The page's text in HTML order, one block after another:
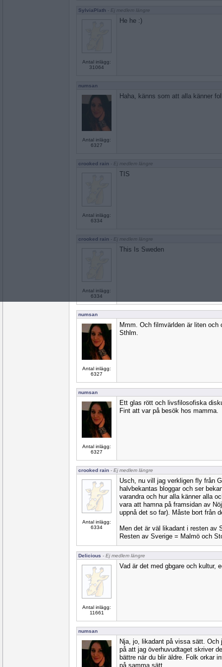
SylviaPlath - Ej medlem längre
Antal inlägg:
31064
He he :)
numsan
Antal inlägg:
6327
Haha, känns som att alla känner
crooked rain - Ej medlem längre
Antal inlägg:
6334
TIS
crooked rain - Ej medlem längre
Antal inlägg:
6334
This Is Sweden
numsan
Antal inlägg:
6327
Mmm. Och filmvärlden är liten och
Sthlm.
numsan
Antal inlägg:
6327
Ett glas rött och livsfilosofiska
Fint att var på besök hos mamma.
crooked rain - Ej medlem längre
Antal inlägg:
6334
Usch, nu vill jag verkligen fly från
halvbekantas bloggar och ser
varandra och hur alla känner alla
vara att hamna på framsidan av
uppnå det so far). Måste bort från
Men det är väl likadant i resten av
Resten av Sverige = Malmö och
Delicious - Ej medlem längre
Antal inlägg:
11661
Vad är det med gbgare och kultur,
numsan
Nja, jo, likadant på vissa sätt.
på att jag överhuvudtaget skriver
bättre när du blir äldre. Folk orkar
på samma sätt.